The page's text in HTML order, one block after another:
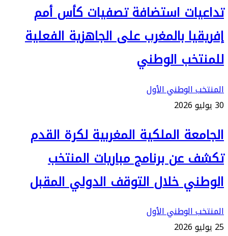
تداعيات استضافة تصفيات كأس أمم
إفريقيا بالمغرب على الجاهزية الفعلية
للمنتخب الوطني
المنتخب الوطني الأول
30 يوليو 2026
الجامعة الملكية المغربية لكرة القدم
تكشف عن برنامج مباريات المنتخب
الوطني خلال التوقف الدولي المقبل
المنتخب الوطني الأول
25 يوليو 2026